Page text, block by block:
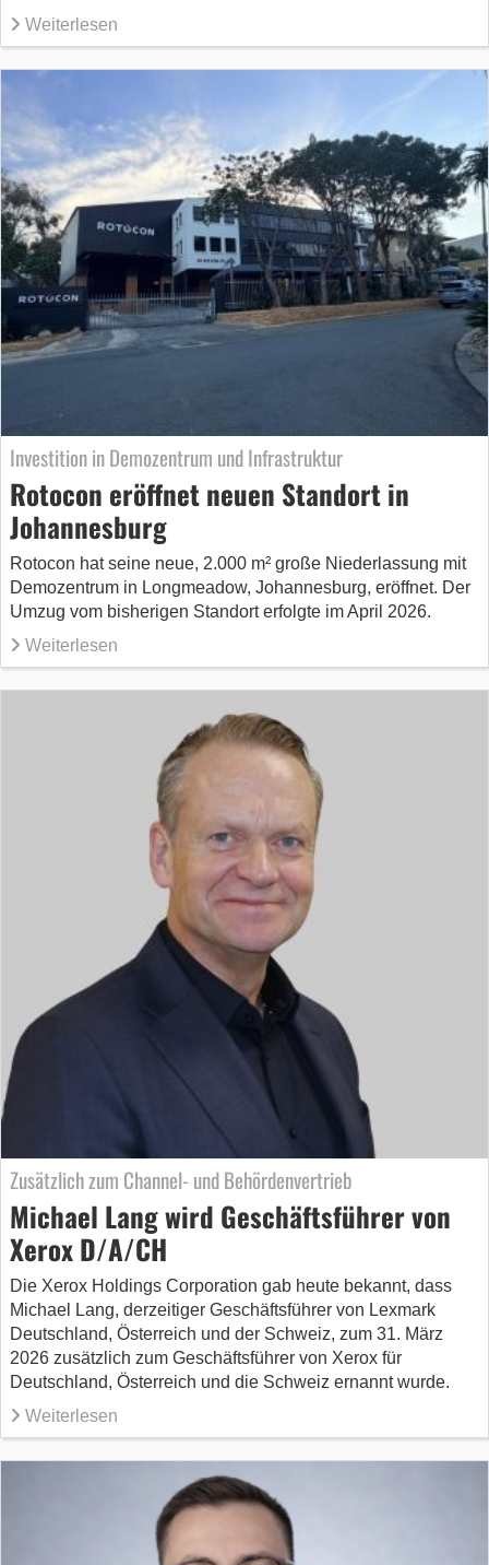
Weiterlesen
Investition in Demozentrum und Infrastruktur
Rotocon eröffnet neuen Standort in
Johannesburg
Rotocon hat seine neue, 2.000 m² große Niederlassung mit
Demozentrum in Longmeadow, Johannesburg, eröffnet. Der
Umzug vom bisherigen Standort erfolgte im April 2026.
Weiterlesen
Zusätzlich zum Channel- und Behördenvertrieb
Michael Lang wird Geschäftsführer von
Xerox D/A/CH
Die Xerox Holdings Corporation gab heute bekannt, dass
Michael Lang, derzeitiger Geschäftsführer von Lexmark
Deutschland, Österreich und der Schweiz, zum 31. März
2026 zusätzlich zum Geschäftsführer von Xerox für
Deutschland, Österreich und die Schweiz ernannt wurde.
Weiterlesen